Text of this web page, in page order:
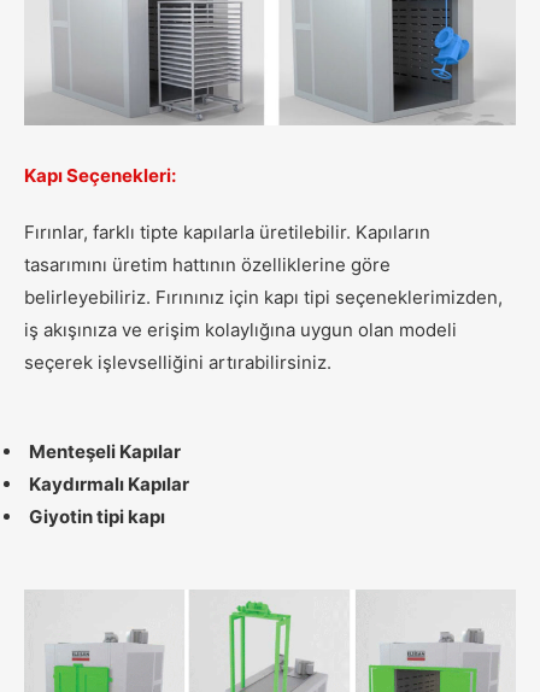
Kapı Seçenekleri:
Fırınlar, farklı tipte kapılarla üretilebilir. Kapıların
tasarımını üretim hattının özelliklerine göre
belirleyebiliriz. Fırınınız için kapı tipi seçeneklerimizden,
iş akışınıza ve erişim kolaylığına uygun olan modeli
seçerek işlevselliğini artırabilirsiniz.
Menteşeli Kapılar
Kaydırmalı Kapılar
Giyotin tipi kapı